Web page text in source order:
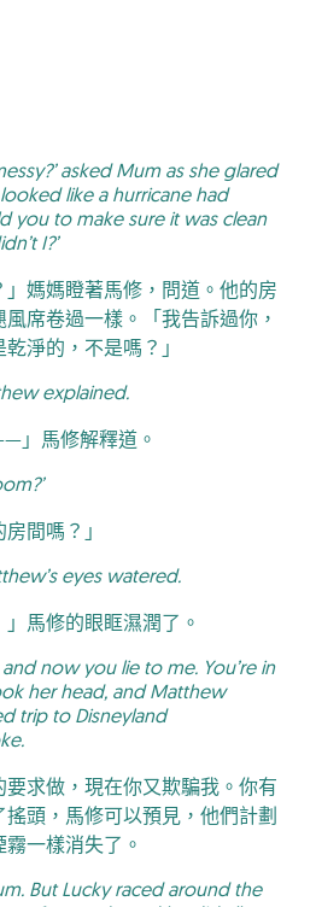
asked Mum as she glared
like a hurricane had
you to make sure it was clean
I?’
」媽媽瞪著馬修，問道。他的房
席卷過一樣。「我告訴過你，
淨的，不是嗎？」
explained.
」馬修解釋道。
間嗎？」
eyes watered.
」馬修的眼眶濕潤了。
now you lie to me. You’re in
her head, and Matthew
trip to Disneyland
要求做，現在你又欺騙我。你有
頭，馬修可以預見，他們計劃
一樣消失了。
But Lucky raced around the